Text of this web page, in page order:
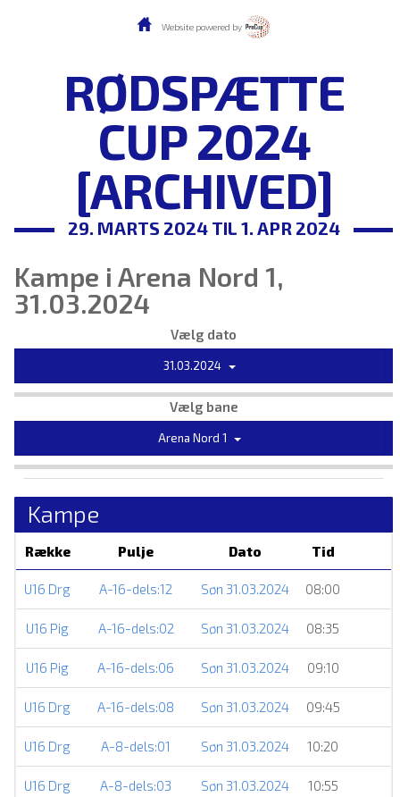
Website powered by
RØDSPÆTTE
CUP 2024
[ARCHIVED]
29. MARTS 2024 TIL 1. APR 2024
Kampe i Arena Nord 1,
31.03.2024
Vælg dato
31.03.2024
Vælg bane
Arena Nord 1
Kampe
Række Pulje Dato Tid
U16 Drg A-16-dels:12 Søn 31.03.2024 08:00
U16 Pig A-16-dels:02 Søn 31.03.2024 08:35
U16 Pig A-16-dels:06 Søn 31.03.2024 09:10
U16 Drg A-16-dels:08 Søn 31.03.2024 09:45
U16 Drg A-8-dels:01 Søn 31.03.2024 10:20
U16 Drg A-8-dels:03 Søn 31.03.2024 10:55